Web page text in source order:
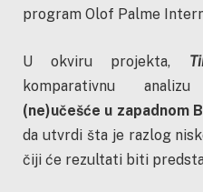
program Olof Palme
U okviru projekta,
komparativnu
(ne)učešće u zapadnom
da utvrdi šta je razlog
čiji će rezultati biti